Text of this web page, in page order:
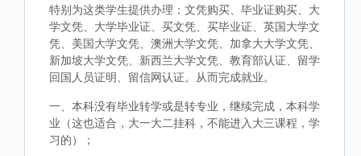
特别为这类学生提供办理：文凭购买、毕业证购买、大
学文凭、大学毕业证、买文凭、买毕业证、英国大学文
凭、美国大学文凭、澳洲大学文凭、加拿大大学文凭、
新加坡大学文凭、新西兰大学文凭、教育部认证、留学
回国人员证明、留信网认证。从而完成就业。
一、本科没有毕业转学或是转专业，继续完成，本科学
业（这也适合，大一大二挂科，不能进入大三课程，学
习的）；